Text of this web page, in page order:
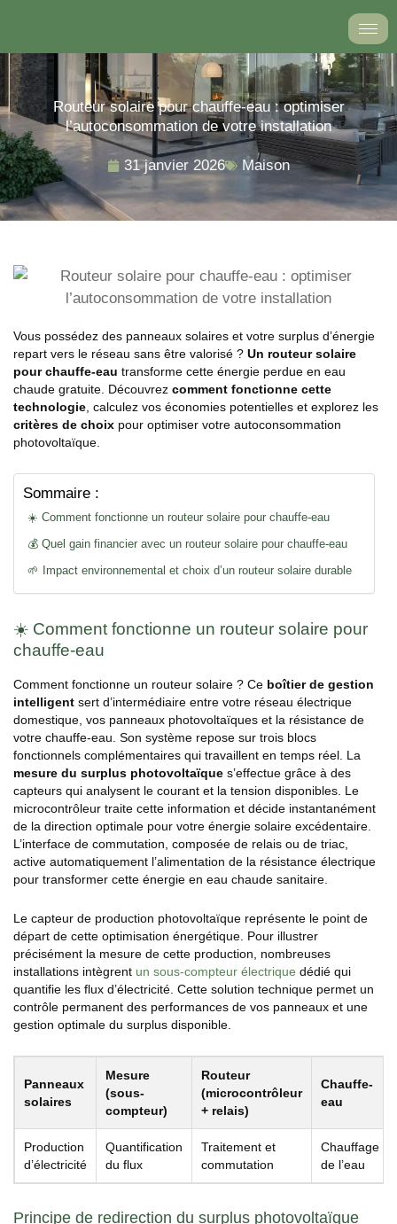
contenu
Routeur solaire pour chauffe-eau : optimiser
l’autoconsommation de votre installation
31 janvier 2026 Maison
Vous possédez des panneaux solaires et votre surplus d’énergie
repart vers le réseau sans être valorisé ? Un routeur solaire
pour chauffe-eau transforme cette énergie perdue en eau
chaude gratuite. Découvrez comment fonctionne cette
technologie , calculez vos économies potentielles et explorez les
critères de choix pour optimiser votre autoconsommation
photovoltaïque.
Sommaire :
☀️ Comment fonctionne un routeur solaire pour chauffe-eau
💰 Quel gain financier avec un routeur solaire pour chauffe-eau
🌱 Impact environnemental et choix d’un routeur solaire durable
☀️ Comment fonctionne un routeur solaire pour
chauffe-eau
Comment fonctionne un routeur solaire ? Ce boîtier de gestion
intelligent sert d’intermédiaire entre votre réseau électrique
domestique, vos panneaux photovoltaïques et la résistance de
votre chauffe-eau. Son système repose sur trois blocs
fonctionnels complémentaires qui travaillent en temps réel. La
mesure du surplus photovoltaïque s’effectue grâce à des
capteurs qui analysent le courant et la tension disponibles. Le
microcontrôleur traite cette information et décide instantanément
de la direction optimale pour votre énergie solaire excédentaire.
L’interface de commutation, composée de relais ou de triac,
active automatiquement l’alimentation de la résistance électrique
pour transformer cette énergie en eau chaude sanitaire.
Le capteur de production photovoltaïque représente le point de
départ de cette optimisation énergétique. Pour illustrer
précisément la mesure de cette production, nombreuses
installations intègrent un sous-compteur électrique dédié qui
quantifie les flux d’électricité. Cette solution technique permet un
contrôle permanent des performances de vos panneaux et une
gestion optimale du surplus disponible.
Panneaux
solaires
Mesure
(sous-
compteur)
Routeur
(microcontrôleur
+ relais)
Chauffe-
eau
Production
d’électricité
Quantification
du flux
Traitement et
commutation
Chauffage
de l’eau
Principe de redirection du surplus photovoltaïque